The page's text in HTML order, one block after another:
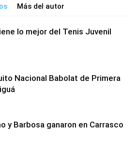
Más del autor
lo mejor del Tenis Juvenil
Nacional Babolat de Primera
y Barbosa ganaron en Carrasco